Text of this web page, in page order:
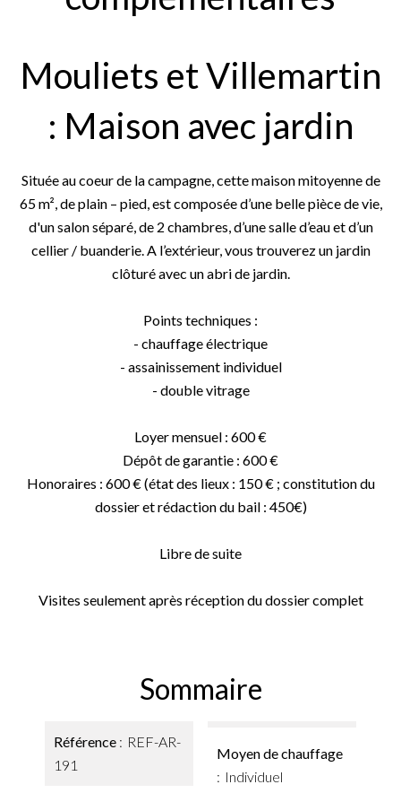
Mouliets et Villemartin
: Maison avec jardin
Située au coeur de la campagne, cette maison mitoyenne de
65 m², de plain – pied, est composée d’une belle pièce de vie,
d'un salon séparé, de 2 chambres, d’une salle d’eau et d’un
cellier / buanderie. A l’extérieur, vous trouverez un jardin
clôturé avec un abri de jardin.
Points techniques :
- chauffage électrique
- assainissement individuel
- double vitrage
Loyer mensuel : 600 €
Dépôt de garantie : 600 €
Honoraires : 600 € (état des lieux : 150 € ; constitution du
dossier et rédaction du bail : 450€)
Libre de suite
Visites seulement après réception du dossier complet
Sommaire
Référence
REF-AR-
191
Moyen de chauffage
Individuel